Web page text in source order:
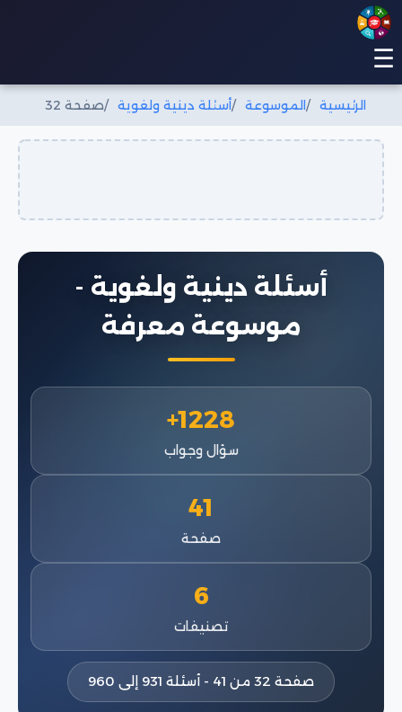
☰
الرئيسية الموسوعة أسئلة دينية ولغوية صفحة 32
أسئلة دينية ولغوية -
موسوعة معرفة
1228+
سؤال وجواب
41
صفحة
6
تصنيفات
صفحة 32 من 41 - أسئلة 931 إلى 960